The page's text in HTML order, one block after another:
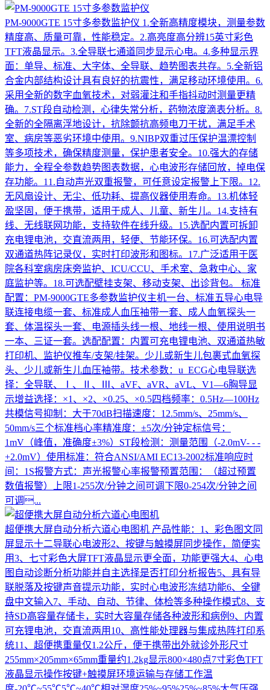
PM-9000GTE 15寸多参数监护仪 1.全新高精度模块，测量参数
精度高、质量可靠，性能稳定。2.高亮度高分辨15英寸彩色
TFT液晶显示。3.全导联七通道同步显示心电。4.多种显示界
面：单导、标准、大字体、全导联、趋势图表共存。5.全新铝
合金内部结构设计具有良好的抗震性，满足移动环境使用。6.
采用全新的数字血氧技术，对弱灌注和手指抖动时测量更精
确。7.ST段自动检测，心律失常分析，药物浓度滴表分析。8.
全新的全隔离浮地设计，抗除颤抗高频电刀干扰，满足手术
室、病房等恶劣环境中使用。9.NIBP双重过压保护温漂控制
等多项技术，确保精度测量，保护患者安全。10.强大的存储
能力，全程全参数趋势图表数据，心电波形存储回放，掉电保
存功能。11.自动声光双重报警，可任意设定报警上下限。12.
无风扇设计、无尘、低功耗、提高仪器使用寿命。13.机体轻
盈坚固，便于携带，适用于成人、儿童、新生儿。14.支持有
线、无线联网功能，支持软件在线升级。15.选配内置可拆卸
充电锂电池，交直流两用，轻便、节能环保。16.可选配内置
双通道热阵记录仪，实时打印波形和图标。17.广泛适用于医
院各科室病房床旁监护、ICU/CCU、手术室、急救中心、家
庭监护等。18.可选配壁挂支架、移动支架、出诊背包。 标准
配置：PM-9000GTE多参数监护仪主机一台、标准五导心电导
联连接电缆一套、标准成人血压袖带一套、成人血氧探头一
套、体温探头一套、电源插头线一根、地线一根、使用说明书
一本、三证一套。选配配置：内置可充电锂电池、双通道热敏
打印机、监护仪推车/支架/挂架。少儿或新生儿包裹式血氧探
头、少儿或新生儿血压袖带。技术参数：u ECG心电导联选
择：全导联、Ⅰ、Ⅱ、Ⅲ、aVF、aVR、aVL、V1—6胸导显
示增益选择：×1、×2、×0.25、×0.5四档频率：0.5Hz—100Hz
共模信号抑制：大于70dB扫描速度：12.5mm/s、25mm/s、
50mm/s三个标准档心率精准度：±5次/分钟定标信号：
1mV（峰值，准确度±3%）ST段检测：测量范围（-2.0mV- - -
+2.0mV）使用标准：符合ANSI/AMI EC13-2002标准响应时
间：1S报警方式：声光报警心率报警预置范围：（超过预置
数值报警）上限1-255次/分钟之间可调下限0-254次/分钟之间
可调...
超便携大屏自动分析六道心电图机 产品性能：1、彩色图文同
屏显示十二导联心电波形2、按键与触摸屏同步操作，简便实
用3、七寸彩色大屏TFT液晶显示更全面，功能更强大4、心电
图自动诊断分析功能并自主选择是否打印分析报告5、具有导
联脱落及按键声音提示功能，实时心电波形冻结功能6、全键
盘中文输入7、手动、自动、节律、体检等多种操作模式8、支
持SD高容量存储卡，实时大容量存储各种波形和病例9、内置
可充锂电池，交直流两用10、高性能处理器与集成热阵打印系
统11、超便携重量仅1.2公斤，便于携带出外就诊外形尺寸
255mm×205mm×65mm重量约1.2kg显示800×480点7寸彩色TFT
液晶显示操作按键+触摸屏环境运输与存储工作温